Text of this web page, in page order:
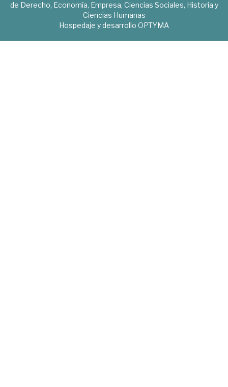
de Derecho, Economía, Empresa, Ciencias Sociales, Historia y
Ciencias Humanas
Hospedaje y desarrollo OPTYMA